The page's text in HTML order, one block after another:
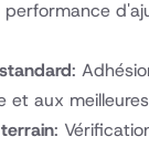
performance
:
et aux
: